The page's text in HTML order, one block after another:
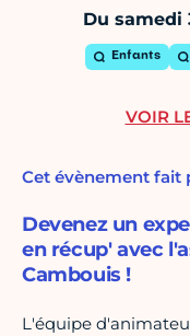
Du samedi
Enfants
Cet évènement fait
Devenez un
en récup' avec
Cambouis !
L'équipe
VOIR